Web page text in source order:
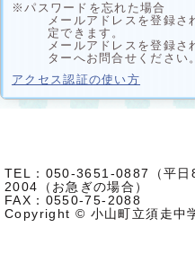
※パスワードを忘れた場合
メールアドレスを登録さ
定できます。
メールアドレスを登録さ
ターへお問合せください。
アクセス認証の使い方
ィ
開
く
TEL：050-3651-0887（平
2004（お急ぎの場合）
FAX：0550-75-2088
Copyright © 小山町立須走中